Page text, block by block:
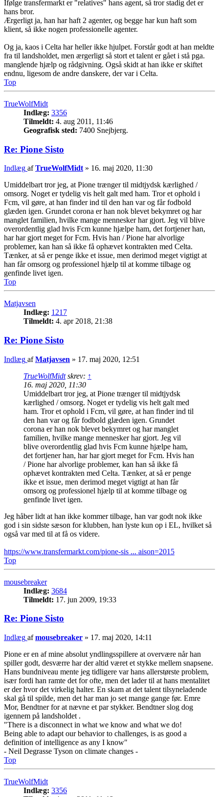
Ifølge transfermarkt er "relatives" hans agent, så tror stadig det er
hans bror.
Ærgerligt ja, han har haft 2 agenter, og begge har kun haft som
klient, så ikke nogen professionelle agenter.
Og ja, kaos i Celta har heller ikke hjulpet. Forstår godt at han meldte
fra til landsholdet, men ærgerligt så stort et talent er gået i stå pga.
manglende hjælp og rådgivning. Også skidt at han ikke er skiftet
endnu, ligesom de andre danskere, der var i Celta.
Top
TrueWolfMidt
Indlæg: 3356
Tilmeldt: 4. aug 2011, 11:46
Geografisk sted: 7400 Snejbjerg.
Re: Pione Sisto
Indlæg afTrueWolfMidt » 16. maj 2020, 11:30
Umiddelbart tror jeg, at Pione trænger til midtjydsk kærlighed /
omsorg. Noget er tydelig vis helt galt med ham. Tror et ophold i
Fcm, vil gøre, at han finder ind til den han var og får fodbold
glæden igen. Grundet corona er han nok blevet bekymret og har
manglet familien, hvilke mange mennesker har gjort. Jeg vil blive
overordentlig glad hvis Fcm kunne hjælpe ham, det fortjener han,
har har gjort meget for Fcm. Hvis han / Pione har alvorlige
problemer, kan han så ikke få ophævet kontrakten med Celta.
Tænker, at så er penge ikke et issue, men derimod meget vigtigt at
han får omsorg og professionel hjælp til at komme tilbage og
genfinde livet igen.
Top
Matjavsen
Indlæg: 1217
Tilmeldt: 4. apr 2018, 21:38
Re: Pione Sisto
Indlæg afMatjavsen » 17. maj 2020, 12:51
TrueWolfMidtskrev: ↑
16. maj 2020, 11:30
Umiddelbart tror jeg, at Pione trænger til midtjydsk
kærlighed / omsorg. Noget er tydelig vis helt galt med
ham. Tror et ophold i Fcm, vil gøre, at han finder ind til
den han var og får fodbold glæden igen. Grundet
corona er han nok blevet bekymret og har manglet
familien, hvilke mange mennesker har gjort. Jeg vil
blive overordentlig glad hvis Fcm kunne hjælpe ham,
det fortjener han, har har gjort meget for Fcm. Hvis han
/ Pione har alvorlige problemer, kan han så ikke få
ophævet kontrakten med Celta. Tænker, at så er penge
ikke et issue, men derimod meget vigtigt at han får
omsorg og professionel hjælp til at komme tilbage og
genfinde livet igen.
Jeg håber lidt at han ikke kommer tilbage, han var godt nok ikke
god i sin sidste sæson for klubben, han lyste kun op i EL, hvilket så
også var med til at få os videre.
https://www.transfermarkt.com/pione-sis ... aison=2015
Top
mousebreaker
Indlæg: 3684
Tilmeldt: 17. jun 2009, 19:33
Re: Pione Sisto
Indlæg afmousebreaker » 17. maj 2020, 14:11
Pione er en af mine absolut yndlingsspillere at overvære når han
spiller godt, desværre har der altid været et stykke mellem snapsene.
Hans bundniveau mente jeg tidligere var hans allerstørste problem,
især fordi han ramte det for ofte, men det lader til at hans mentalitet
er der hvor det virkelig halter. En skam at det talent tilsyneladende
skal gå til spilde, men det har man jo set mange gange før. Emre
Mor, Bendtner for at nævne et par stykker. Bendtner slog dog
igennem på landsholdet .
"There is a disconnect in what we know and what we do!
Being able to adapt our behavior to challenges, is as good a
definition of intelligence as any I know"
- Neil Degrasse Tyson on climate changes -
Top
TrueWolfMidt
Indlæg: 3356